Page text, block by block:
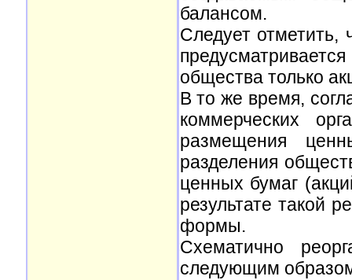
балансом.
Следует
общества только
В то же время,
коммерческих
размещения
разделения
ценных бумаг
результате такой
формы.
Схематично
следующим